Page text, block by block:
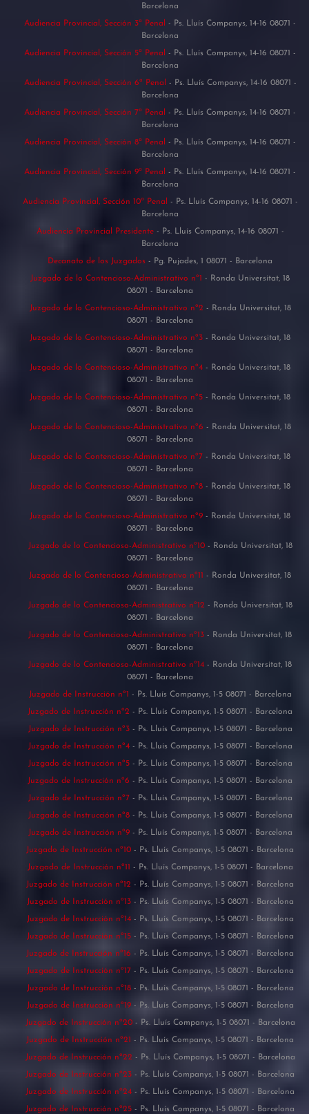
Barcelona
Audiencia Provincial, Sección 3ª Penal - Ps. Lluís Companys, 14-16 08071 -
Barcelona
Audiencia Provincial, Sección 5ª Penal - Ps. Lluís Companys, 14-16 08071 -
Barcelona
Audiencia Provincial, Sección 6ª Penal - Ps. Lluís Companys, 14-16 08071 -
Barcelona
Audiencia Provincial, Sección 7ª Penal - Ps. Lluís Companys, 14-16 08071 -
Barcelona
Audiencia Provincial, Sección 8ª Penal - Ps. Lluís Companys, 14-16 08071 -
Barcelona
Audiencia Provincial, Sección 9ª Penal - Ps. Lluís Companys, 14-16 08071 -
Barcelona
Audiencia Provincial, Sección 10ª Penal - Ps. Lluís Companys, 14-16 08071 -
Barcelona
Audiencia Provincial Presidente - Ps. Lluís Companys, 14-16 08071 -
Barcelona
Decanato de los Juzgados - Pg. Pujades, 1 08071 - Barcelona
Juzgado de lo Contencioso-Administrativo nº1 - Ronda Universitat, 18
08071 - Barcelona
Juzgado de lo Contencioso-Administrativo nº2 - Ronda Universitat, 18
08071 - Barcelona
Juzgado de lo Contencioso-Administrativo nº3 - Ronda Universitat, 18
08071 - Barcelona
Juzgado de lo Contencioso-Administrativo nº4 - Ronda Universitat, 18
08071 - Barcelona
Juzgado de lo Contencioso-Administrativo nº5 - Ronda Universitat, 18
08071 - Barcelona
Juzgado de lo Contencioso-Administrativo nº6 - Ronda Universitat, 18
08071 - Barcelona
Juzgado de lo Contencioso-Administrativo nº7 - Ronda Universitat, 18
08071 - Barcelona
Juzgado de lo Contencioso-Administrativo nº8 - Ronda Universitat, 18
08071 - Barcelona
Juzgado de lo Contencioso-Administrativo nº9 - Ronda Universitat, 18
08071 - Barcelona
Juzgado de lo Contencioso-Administrativo nº10 - Ronda Universitat, 18
08071 - Barcelona
Juzgado de lo Contencioso-Administrativo nº11 - Ronda Universitat, 18
08071 - Barcelona
Juzgado de lo Contencioso-Administrativo nº12 - Ronda Universitat, 18
08071 - Barcelona
Juzgado de lo Contencioso-Administrativo nº13 - Ronda Universitat, 18
08071 - Barcelona
Juzgado de lo Contencioso-Administrativo nº14 - Ronda Universitat, 18
08071 - Barcelona
Juzgado de Instrucción nº1 - Ps. Lluís Companys, 1-5 08071 - Barcelona
Juzgado de Instrucción nº2 - Ps. Lluís Companys, 1-5 08071 - Barcelona
Juzgado de Instrucción nº3 - Ps. Lluís Companys, 1-5 08071 - Barcelona
Juzgado de Instrucción nº4 - Ps. Lluís Companys, 1-5 08071 - Barcelona
Juzgado de Instrucción nº5 - Ps. Lluís Companys, 1-5 08071 - Barcelona
Juzgado de Instrucción nº6 - Ps. Lluís Companys, 1-5 08071 - Barcelona
Juzgado de Instrucción nº7 - Ps. Lluís Companys, 1-5 08071 - Barcelona
Juzgado de Instrucción nº8 - Ps. Lluís Companys, 1-5 08071 - Barcelona
Juzgado de Instrucción nº9 - Ps. Lluís Companys, 1-5 08071 - Barcelona
Juzgado de Instrucción nº10 - Ps. Lluís Companys, 1-5 08071 - Barcelona
Juzgado de Instrucción nº11 - Ps. Lluís Companys, 1-5 08071 - Barcelona
Juzgado de Instrucción nº12 - Ps. Lluís Companys, 1-5 08071 - Barcelona
Juzgado de Instrucción nº13 - Ps. Lluís Companys, 1-5 08071 - Barcelona
Juzgado de Instrucción nº14 - Ps. Lluís Companys, 1-5 08071 - Barcelona
Juzgado de Instrucción nº15 - Ps. Lluís Companys, 1-5 08071 - Barcelona
Juzgado de Instrucción nº16 - Ps. Lluís Companys, 1-5 08071 - Barcelona
Juzgado de Instrucción nº17 - Ps. Lluís Companys, 1-5 08071 - Barcelona
Juzgado de Instrucción nº18 - Ps. Lluís Companys, 1-5 08071 - Barcelona
Juzgado de Instrucción nº19 - Ps. Lluís Companys, 1-5 08071 - Barcelona
Juzgado de Instrucción nº20 - Ps. Lluís Companys, 1-5 08071 - Barcelona
Juzgado de Instrucción nº21 - Ps. Lluís Companys, 1-5 08071 - Barcelona
Juzgado de Instrucción nº22 - Ps. Lluís Companys, 1-5 08071 - Barcelona
Juzgado de Instrucción nº23 - Ps. Lluís Companys, 1-5 08071 - Barcelona
Juzgado de Instrucción nº24 - Ps. Lluís Companys, 1-5 08071 - Barcelona
Juzgado de Instrucción nº25 - Ps. Lluís Companys, 1-5 08071 - Barcelona